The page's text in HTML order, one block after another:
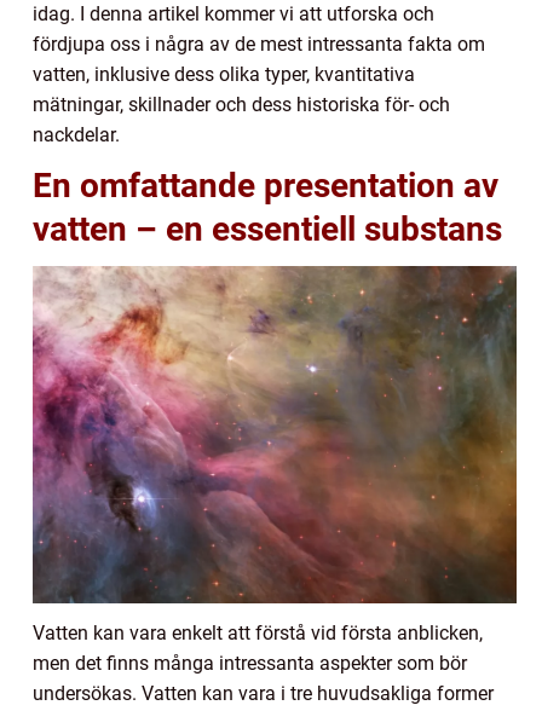
idag. I denna artikel kommer vi att utforska och
fördjupa oss i några av de mest intressanta fakta om
vatten, inklusive dess olika typer, kvantitativa
mätningar, skillnader och dess historiska för- och
nackdelar.
En omfattande presentation av
vatten – en essentiell substans
Vatten kan vara enkelt att förstå vid första anblicken,
men det finns många intressanta aspekter som bör
undersökas. Vatten kan vara i tre huvudsakliga former